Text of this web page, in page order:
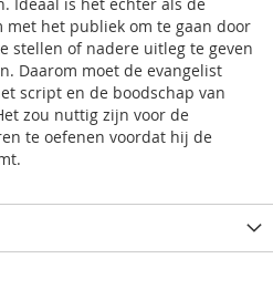
met het publiek om te gaan door
stellen of nadere uitleg te geven
Daarom moet de evangelist
script en de boodschap van
zou nuttig zijn voor de
te oefenen voordat hij de